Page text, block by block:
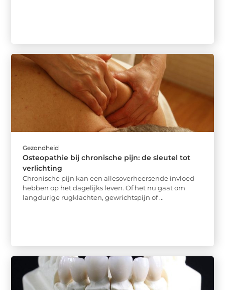
Gezondheid
Osteopathie bij chronische pijn: de sleutel tot
verlichting
Chronische pijn kan een allesoverheersende invloed
hebben op het dagelijks leven. Of het nu gaat om
langdurige rugklachten, gewrichtspijn of ...